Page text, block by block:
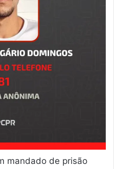
mandado de prisão